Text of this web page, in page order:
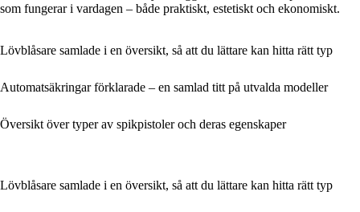
som fungerar i vardagen – både praktiskt, estetiskt och ekonomiskt.
Lövblåsare samlade i en översikt, så att du lättare kan hitta rätt typ
Automatsäkringar förklarade – en samlad titt på utvalda modeller
Översikt över typer av spikpistoler och deras egenskaper
Lövblåsare samlade i en översikt, så att du lättare kan hitta rätt typ